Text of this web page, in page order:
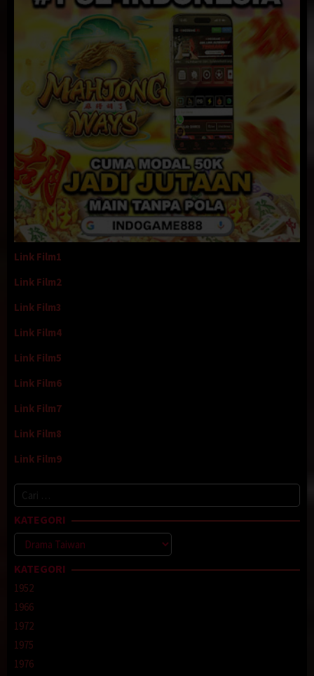
Link Film1
Link Film2
Link Film3
Link Film4
Link Film5
Link Film6
Link Film7
Link Film8
Link Film9
Cari
untuk:
KATEGORI
Kategori
KATEGORI
1952
1966
1972
1975
1976